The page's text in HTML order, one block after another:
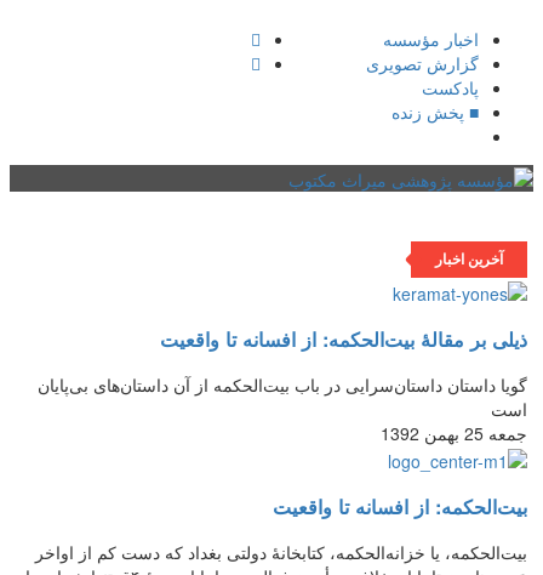
اخبار مؤسسه
گزارش تصویری
پادکست‌
■ پخش زنده
آخرین اخبار
ذیلی بر مقالۀ بیت‌الحکمه: از افسانه تا واقعیت
گویا داستان داستان‌سرایی در باب بیت‌الحکمه از آن داستان‌های بی‌پایان
است
جمعه 25 بهمن 1392
بیت‌الحکمه: از افسانه تا واقعیت
بیت‌الحکمه، یا خزانه‌الحکمه، کتابخانۀ دولتی بغداد که دست کم از اواخر